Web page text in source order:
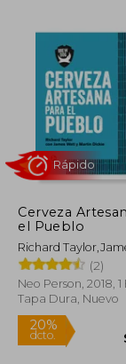
S/ 226,77
Cerveza
el Pueblo
Richard
Watt,Martin Dickie
(2)
Neo Person, 2018, 1
Tapa Dura, Nuevo